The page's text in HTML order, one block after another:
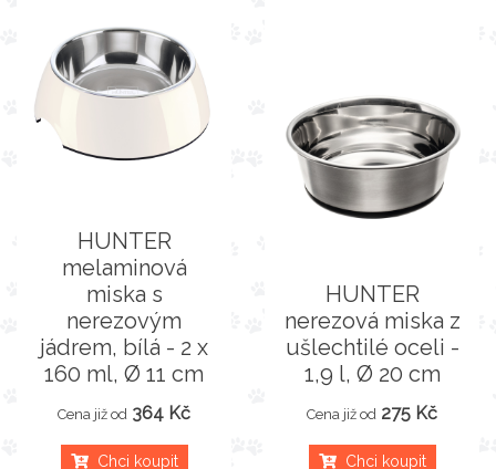
HUNTER
melaminová
miska s
nerezovým
jádrem, bílá - 2 x
160 ml, Ø 11 cm
Cena již od 364 Kč
Chci koupit
HUNTER
nerezová miska z
ušlechtilé oceli -
1,9 l, Ø 20 cm
Cena již od 275 Kč
Chci koupit